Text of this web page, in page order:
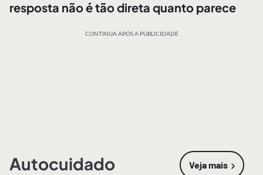
resposta não é tão direta quanto parece
CONTINUA APÓS A PUBLICIDADE
Autocuidado Veja mais
sobre